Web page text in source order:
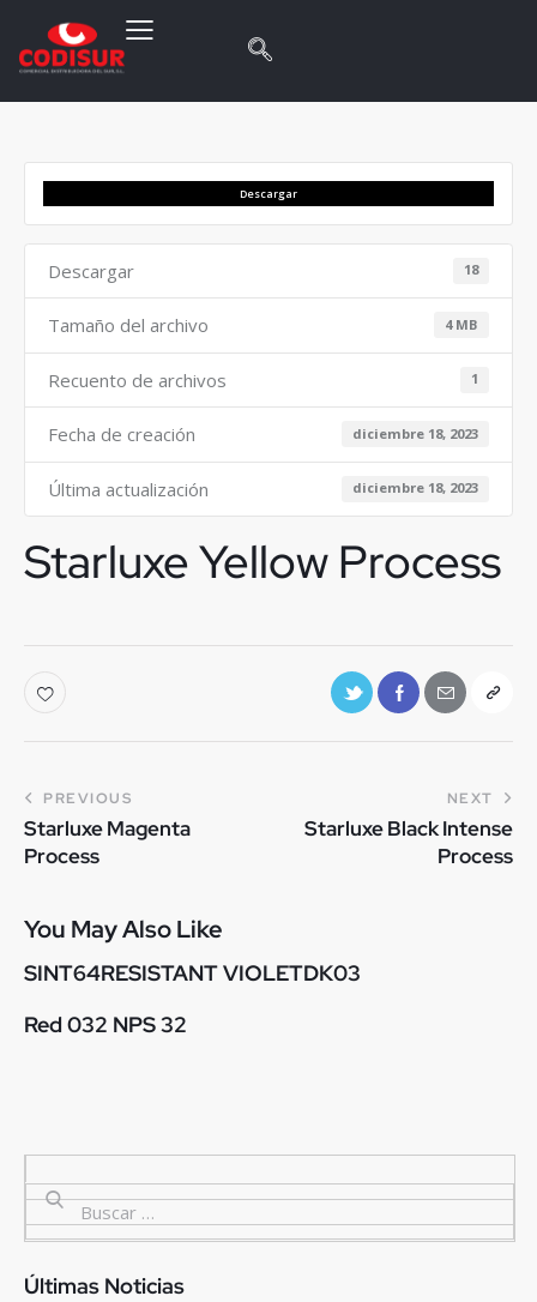
Descargar
Descargar 18
Tamaño del archivo 4 MB
Recuento de archivos 1
Fecha de creación diciembre 18, 2023
Última actualización diciembre 18, 2023
Starluxe Yellow Process
PREVIOUS
Starluxe Magenta
Process
NEXT
Starluxe Black Intense
Process
You May Also Like
SINT64RESISTANT VIOLETDK03
Red 032 NPS 32
Últimas Noticias